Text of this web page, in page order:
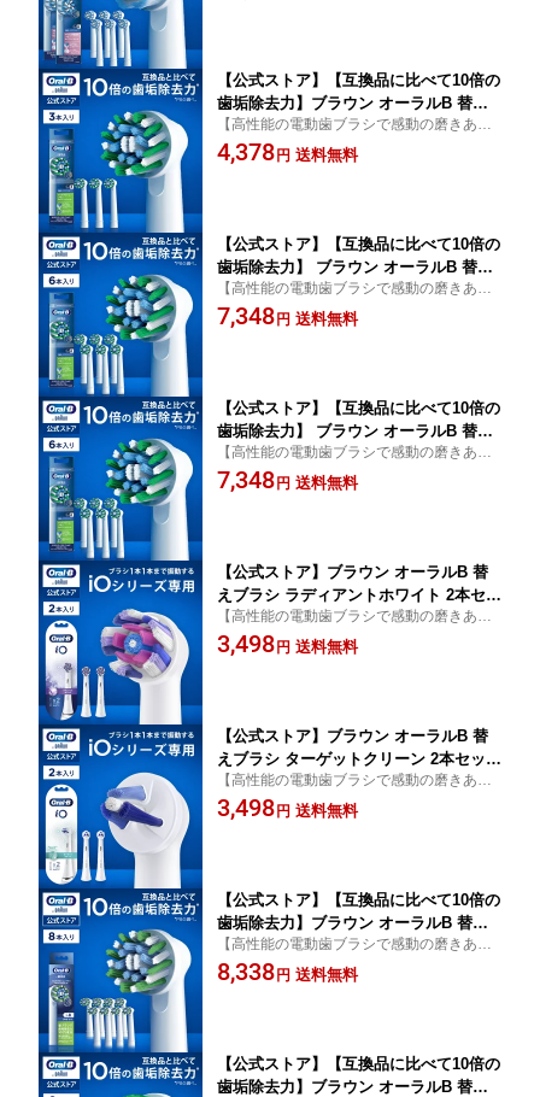
【公式ストア】【互換品に比べて10倍の
歯垢除去力】ブラウン オーラルB 替え
ブラシ 交換カラーシグナル付きマルチ
アクションブラシ 3本入 EB50RX-3-EL|
【高性能の電動歯ブラシで感動の磨きあが
りへ】
4,378円 送料無料
【公式ストア】【互換品に比べて10倍の
歯垢除去力】 ブラウン オーラルB 替え
ブラシ マルチアクションブラシ 6本入 E
B50RX-6-EL|Braun Oral-B 公式ストア
【高性能の電動歯ブラシで感動の磨きあが
りへ】
7,348円 送料無料
【公式ストア】【互換品に比べて10倍の
歯垢除去力】 ブラウン オーラルB 替え
ブラシ マルチアクションブラシ 6本入 E
B50RX-6-EL|Braun Oral-B 公式ストア
【高性能の電動歯ブラシで感動の磨きあが
りへ】
7,348円 送料無料
【公式ストア】ブラウン オーラルB 替
えブラシ ラディアントホワイト 2本セッ
ト |Braun Oral-B 公式ストア 正規品 電
動歯ブラシ 電動 歯ブラシ 電動ハブラシ
【高性能の電動歯ブラシで感動の磨きあが
りへ】
3,498円 送料無料
【公式ストア】ブラウン オーラルB 替
えブラシ ターゲットクリーン 2本セット
|Braun Oral-B 公式ストア 正規品 電動
歯ブラシ 電動 歯ブラシ 電動ハブラシ o
【高性能の電動歯ブラシで感動の磨きあが
りへ】
3,498円 送料無料
【公式ストア】【互換品に比べて10倍の
歯垢除去力】ブラウン オーラルB 替え
ブラシ マルチアクションブラシ 8本入|B
raun Oral-B 公式ストア pro2 正規品 電
【高性能の電動歯ブラシで感動の磨きあが
りへ】
8,338円 送料無料
【公式ストア】【互換品に比べて10倍の
歯垢除去力】ブラウン オーラルB 替え